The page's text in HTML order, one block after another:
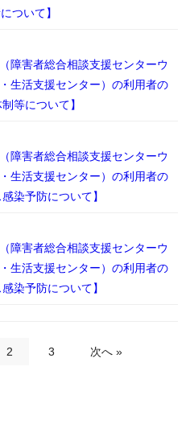
ついて】
障害者総合相談支援センターウ
生活支援センター）の利用者の
等について】
障害者総合相談支援センターウ
生活支援センター）の利用者の
染予防について】
障害者総合相談支援センターウ
生活支援センター）の利用者の
染予防について】
2 3 次へ »